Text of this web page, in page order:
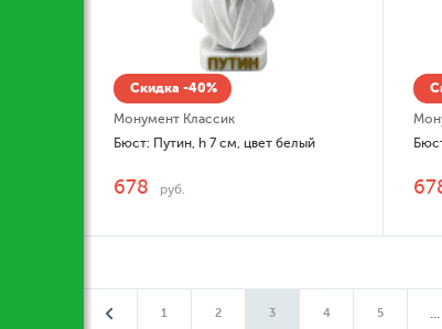
Скидка -40%
Монумент Классик
Бюст: Путин, h 7 см, цвет белый
678 руб.
1 2 3 4 5 ...